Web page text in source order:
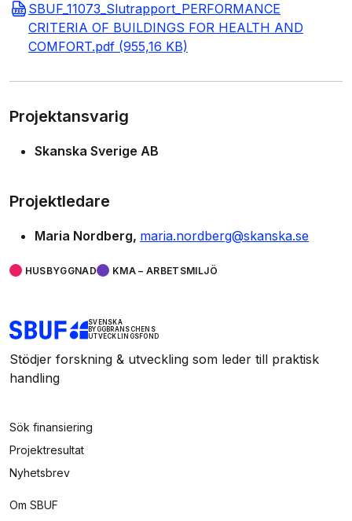
SBUF_11073_Slutrapport_PERFORMANCE
CRITERIA OF BUILDINGS FOR HEALTH AND
COMFORT.pdf (955,16 KB)
Projektansvarig
Skanska Sverige AB
Projektledare
Maria Nordberg maria.nordberg@skanska.se
HUSBYGGNAD KMA – ARBETSMILJÖ
SVENSKA
BYGGBRANSCHENS
UTVECKLINGSFOND
Stödjer forskning & utveckling som leder till praktisk
handling
Sök finansiering
Projektresultat
Nyhetsbrev
Om SBUF